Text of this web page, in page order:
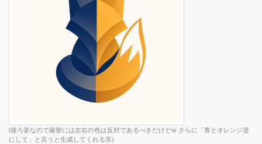
(後ろ姿なので厳密には左右の色は反対であるべきだけどw さらに「青とオレンジ逆
にして」と言うと生成してくれる筈)